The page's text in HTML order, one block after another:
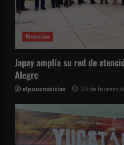
e
n
t
r
a
d
a
Noticias
Japay amplía su red de
Alegre
elpuucnoticias 23 de febrero